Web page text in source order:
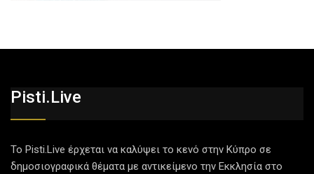
Pisti.live
Το Pisti.Live έρχεται να καλύψει το κενό στην Κύπρο σε
δημοσιογραφικά θέματα με αντικείμενο την Εκκλησία στο